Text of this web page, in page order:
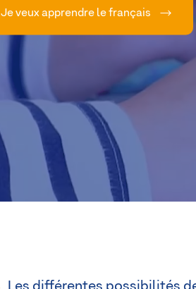
Je veux apprendre le français